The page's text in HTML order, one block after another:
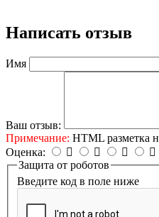
Написать отзыв
Имя
Ваш отзыв:
Примечание: HTML разметка
Оценка:
Защита от роботов
Введите код в поле ниже